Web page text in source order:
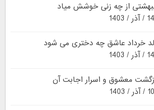
از چه زنی خوشش میاد
خرداد عاشق چه دختری می شود
معشوق و اسرار اجابت آن